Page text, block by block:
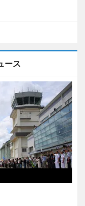
ース